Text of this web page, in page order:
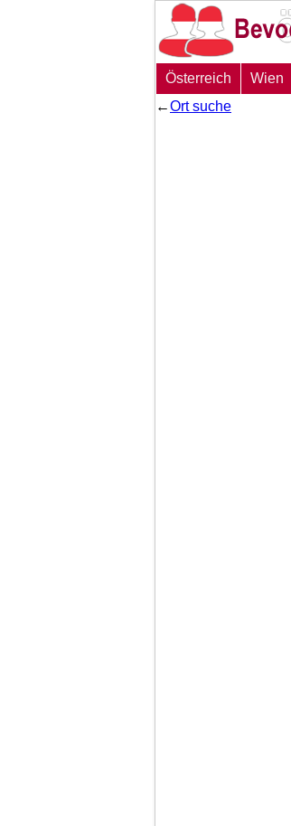
Österreich Wien
←Ort suche